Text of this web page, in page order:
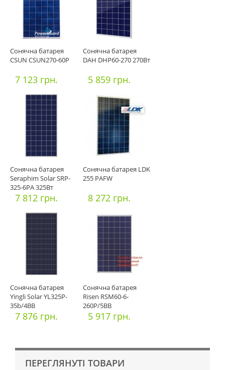
Сонячна батарея
CSUN CSUN270-60P
7 123 грн.
Сонячна батарея
DAH DHP60-270 270Вт
5 859 грн.
Сонячна батарея
Seraphim Solar SRP-
325-6PA 325Вт
7 812 грн.
Сонячна батарея LDK
255 PAFW
8 272 грн.
Сонячна батарея
Yingli Solar YL325P-
35b/4BB
7 876 грн.
Сонячна батарея
Risen RSM60-6-
260P/5ВВ
5 917 грн.
ПЕРЕГЛЯНУТІ ТОВАРИ